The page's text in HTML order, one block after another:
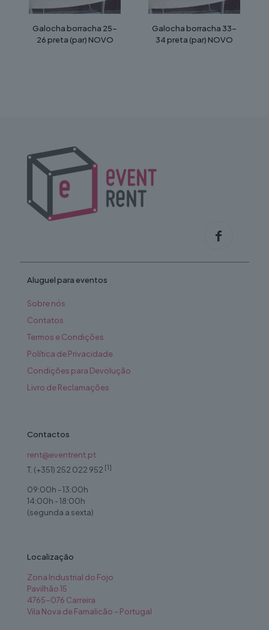
Galocha borracha 25-
26 preta (par) NOVO
Galocha borracha 33-
34 preta (par) NOVO
Aluguel para eventos
Sobre nós
Contatos
Termos e Condições
Política de Privacidade
Condições para Devolução
Livro de Reclamações
Contactos
rent@eventrent.pt
T. (+351) 252 022 952 [1]
09:00h - 13:00h
14:00h - 18:00h
(segunda a sexta)
Localização
Zona Industrial do Fojo
Pavilhão 15
4765-076 Carreira
Vila Nova de Famalicão – Portugal